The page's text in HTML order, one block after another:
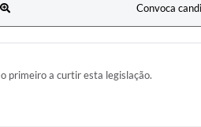
Convoca
o primeiro a curtir esta legislação.